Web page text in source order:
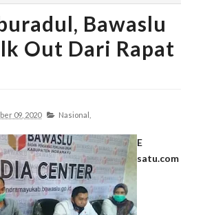
Bawaslu
Out Dari Rapat
09, 2020 Nasional,
E
satu.com